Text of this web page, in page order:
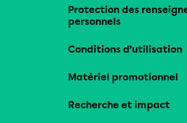
Protection des
personnels
Conditions d’utilisation
Matériel promotionnel
Recherche et impact